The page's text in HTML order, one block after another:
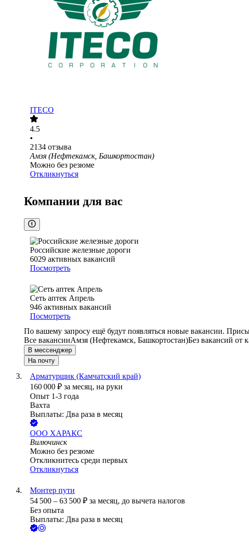
ITECO
4.5
•
2134 отзыва
Амзя (Нефтекамск, Башкортостан)
Можно без резюме
Откликнуться
Компании для вас
Российские железные дороги
6029 активных вакансий
Посмотреть
Сеть аптек Апрель
946 активных вакансий
Посмотреть
По вашему запросу ещё будут появляться новые вакансии.
Все вакансииАмзя (Нефтекамск, Башкортостан)Без вакансий от
В мессенджер
На почту
Арматурщик (Камчатский край)
160 000 ₽ за месяц, на руки
Опыт 1-3 года
Вахта
Выплаты: Два раза в месяц
ООО ХАРАКС
Вилючинск
Можно без резюме
Откликнитесь среди первых
Откликнуться
Монтер пути
54 500 – 63 500 ₽ за месяц, до вычета налогов
Без опыта
Выплаты: Два раза в месяц